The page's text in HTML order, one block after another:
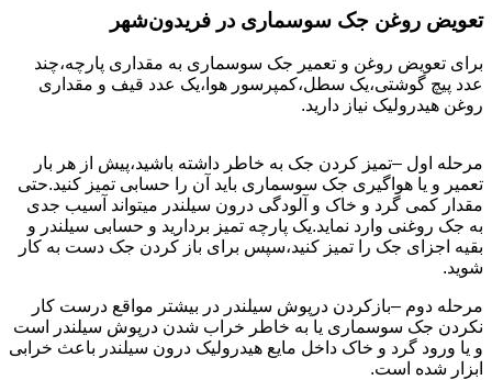
تعویض روغن جک سوسماری در فریدون‌شهر
برای تعویض روغن و تعمیر جک سوسماری به مقداری پارچه،چند
عدد پیچ گوشتی،یک سطل،کمپرسور هوا،یک عدد قیف و مقداری
روغن هیدرولیک نیاز دارید.
مرحله اول –تمیز کردن جک به خاطر داشته باشید،پیش از هر بار
تعمیر و یا هواگیری جک سوسماری باید آن را حسابی تمیز کنید.حتی
مقدار کمی گرد و خاک و آلودگی درون سیلندر میتواند آسیب جدی
به جک روغنی وارد نماید.یک پارچه تمیز بردارید و حسابی سیلندر و
بقیه اجزای جک را تمیز کنید،سپس برای باز کردن جک دست به کار
شوید.
مرحله دوم –بازکردن درپوش سیلندر در بیشتر مواقع درست کار
نکردن جک سوسماری یا به خاطر خراب شدن درپوش سیلندر است
و یا ورود گرد و خاک داخل مایع هیدرولیک درون سیلندر باعث خرابی
ابزار شده است.